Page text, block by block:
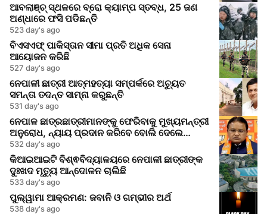
ଆବଲାଞ୍ଚ୍ ସ୍ଥଳରେ ବ୍ରୋ କ୍ୟାମ୍ପ ସ୍ତବ୍ଧ, 25 ଜଣ
ଅଣ୍ଧାରେ ଫସି ପଡିଛନ୍ତି
523 day's ago
ବିଏସଏଫ୍ ପାକିସ୍ତାନ ସୀମା ପ୍ରତି ଅଧିକ ସେନା
ଆୟୋଜନ କରିଛି
527 day's ago
ନେପାଳୀ ଛାତ୍ରୀ ଆତ୍ମହତ୍ୟା ସମ୍ପର୍କରେ ଅଚ୍ୟୁତ
ସମନ୍ତା ତଦନ୍ତ ସାମ୍ନା କରୁଛନ୍ତି
531 day's ago
ନେପାଳ ଛାତ୍ରଛାତ୍ରୀମାନଙ୍କୁ ଫେରିବାକୁ ମୁଖ୍ୟମନ୍ତ୍ରୀ
ଅନୁରୋଧ, ନ୍ୟାୟ ପ୍ରଦାନ କରିବେ ବୋଲି ଦେଲେ
ଆଶ୍ୱାସନା
532 day's ago
କିଆଇଆଇଟି ବିଶ୍ଵବିଦ୍ୟାଳୟରେ ନେପାଳୀ ଛାତ୍ରୀଙ୍କ
ଦୁଃଖଦ ମୃତ୍ୟୁ ଆନ୍ଦୋଳନ ଚାଲିଛି
533 day's ago
ପୁଲ୍ୱାମା ଆକ୍ରମଣ: ଜବାନି ଓ ଗମ୍ଭୀର ଅର୍ଥ
538 day's ago